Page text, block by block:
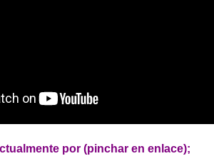
por (pinchar en enlace);